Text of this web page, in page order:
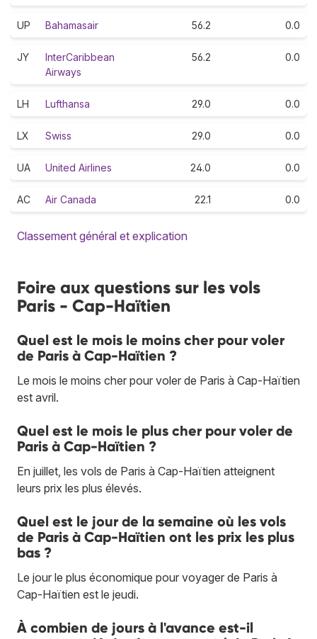
UP Bahamasair 56.2 0.0
JY
InterCaribbean
Airways
56.2 0.0
LH Lufthansa 29.0 0.0
LX Swiss 29.0 0.0
UA United Airlines 24.0 0.0
AC Air Canada 22.1 0.0
Classement général et explication
Foire aux questions sur les vols
Paris - Cap-Haïtien
Quel est le mois le moins cher pour voler
de Paris à Cap-Haïtien ?
Le mois le moins cher pour voler de Paris à Cap-Haïtien
est avril.
Quel est le mois le plus cher pour voler de
Paris à Cap-Haïtien ?
En juillet, les vols de Paris à Cap-Haïtien atteignent
leurs prix les plus élevés.
Quel est le jour de la semaine où les vols
de Paris à Cap-Haïtien ont les prix les plus
bas ?
Le jour le plus économique pour voyager de Paris à
Cap-Haïtien est le jeudi.
À combien de jours à l'avance est-il